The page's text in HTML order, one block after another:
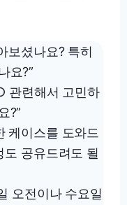
보셨나요? 특히
요?”
관련해서 고민하
?”
케이스를 도와드
도 공유드려도 될
오전이나 수요일